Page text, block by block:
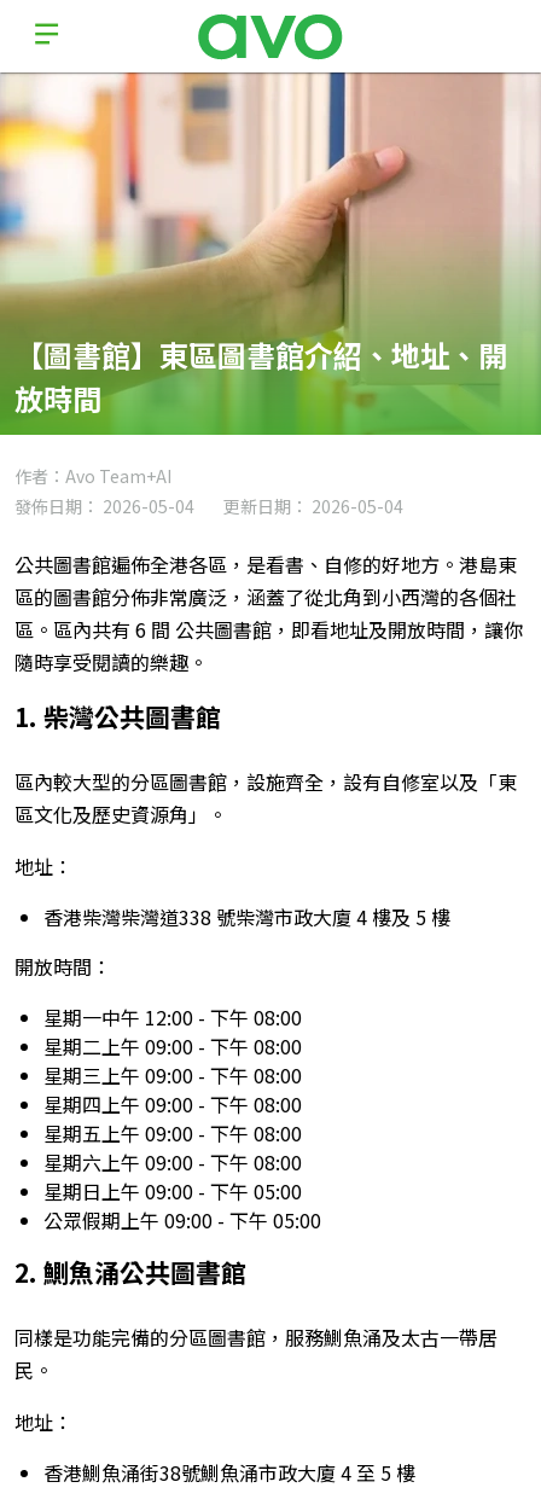
【圖書館】東區圖書館介紹、地址、開
放時間
作者：Avo Team+AI
發佈日期： 2026-05-04
更新日期： 2026-05-04
公共圖書館遍佈全港各區，是看書、自修的好地方。港島東
區的圖書館分佈非常廣泛，涵蓋了從北角到小西灣的各個社
區。區內共有 6 間 公共圖書館，即看地址及開放時間，讓你
隨時享受閱讀的樂趣。
1. 柴灣公共圖書館
區內較大型的分區圖書館，設施齊全，設有自修室以及「東
區文化及歷史資源角」。
地址：
香港柴灣柴灣道338 號柴灣市政大廈 4 樓及 5 樓
開放時間：
星期一中午 12:00 - 下午 08:00
星期二上午 09:00 - 下午 08:00
星期三上午 09:00 - 下午 08:00
星期四上午 09:00 - 下午 08:00
星期五上午 09:00 - 下午 08:00
星期六上午 09:00 - 下午 08:00
星期日上午 09:00 - 下午 05:00
公眾假期上午 09:00 - 下午 05:00
2. 鰂魚涌公共圖書館
同樣是功能完備的分區圖書館，服務鰂魚涌及太古一帶居
民。
地址：
香港鰂魚涌街38號鰂魚涌市政大廈 4 至 5 樓